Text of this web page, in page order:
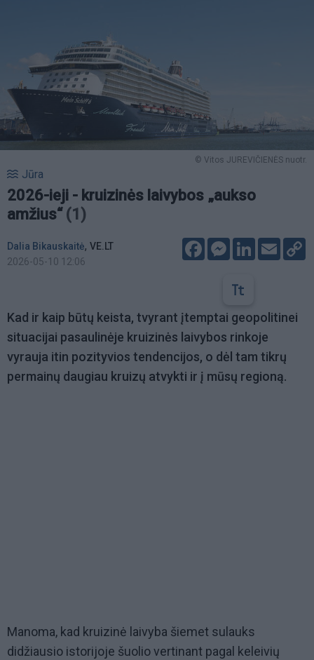
© Vitos JUREVIČIENĖS nuotr.
Jūra
2026-ieji - kruizinės laivybos „aukso
amžius“ (1)
Dalia Bikauskaitė, VE.LT
2026-05-10 12:06
FacebookMessenger
LinkedIn
Email
Kad ir kaip būtų keista, tvyrant įtemptai geopolitinei
situacijai pasaulinėje kruizinės laivybos rinkoje
vyrauja itin pozityvios tendencijos, o dėl tam tikrų
permainų daugiau kruizų atvykti ir į mūsų regioną.
Manoma, kad kruizinė laivyba šiemet sulauks
didžiausio istorijoje šuolio vertinant pagal keleivių